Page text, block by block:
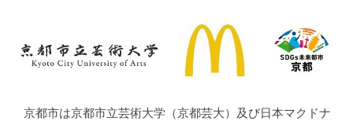
京都市は京都市立芸術大学（京都芸大）及び日本マクドナ